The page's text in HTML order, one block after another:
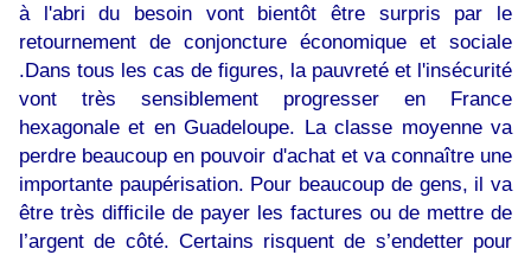
à l'abri du besoin vont bientôt être surpris par le
retournement de conjoncture économique et sociale
.Dans tous les cas de figures, la pauvreté et l'insécurité
vont très sensiblement progresser en France
hexagonale et en Guadeloupe. La classe moyenne va
perdre beaucoup en pouvoir d'achat et va connaître une
importante paupérisation. Pour beaucoup de gens, il va
être très difficile de payer les factures ou de mettre de
l’argent de côté. Certains risquent de s’endetter pour